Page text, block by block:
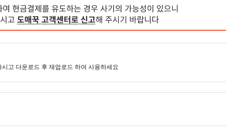
고 다운로드 후 재업로드 하여 사용하세요